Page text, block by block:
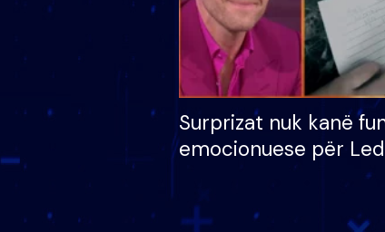
Surprizat nuk kanë
emocionuese për
nëna dhe fëmijët e
nuk i mban dot lotët: